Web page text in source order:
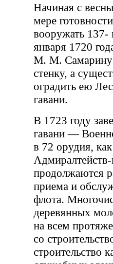
Начиная с
мере
вооружать
января 1720
М. М. Самарину
стенку, а
оградить ею
гавани.
В 1723 году
гавани —
в 72 орудия,
продолжаются
приема и
флота.
деревянных
на всем
со
строительство